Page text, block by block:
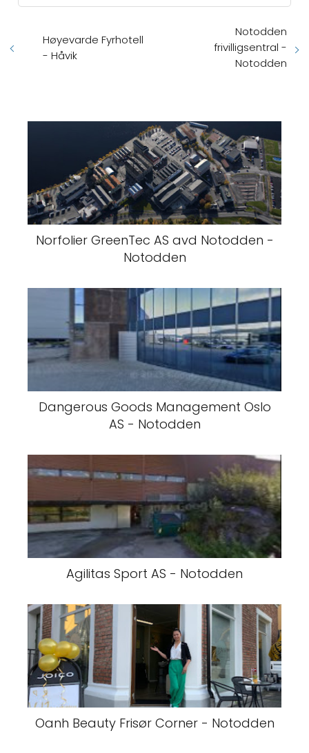
Høyevarde Fyrhotell
- Håvik
Notodden
frivilligsentral -
Notodden
Norfolier GreenTec AS avd Notodden -
Notodden
Dangerous Goods Management Oslo
AS - Notodden
Agilitas Sport AS - Notodden
Oanh Beauty Frisør Corner - Notodden